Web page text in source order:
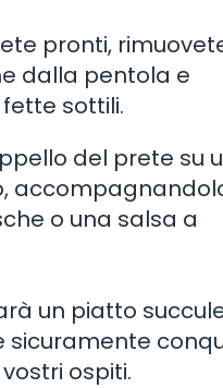
pronti,
dalla pentola e
sottili.
del prete su
o una salsa a
un piatto
sicuramente
ospiti.